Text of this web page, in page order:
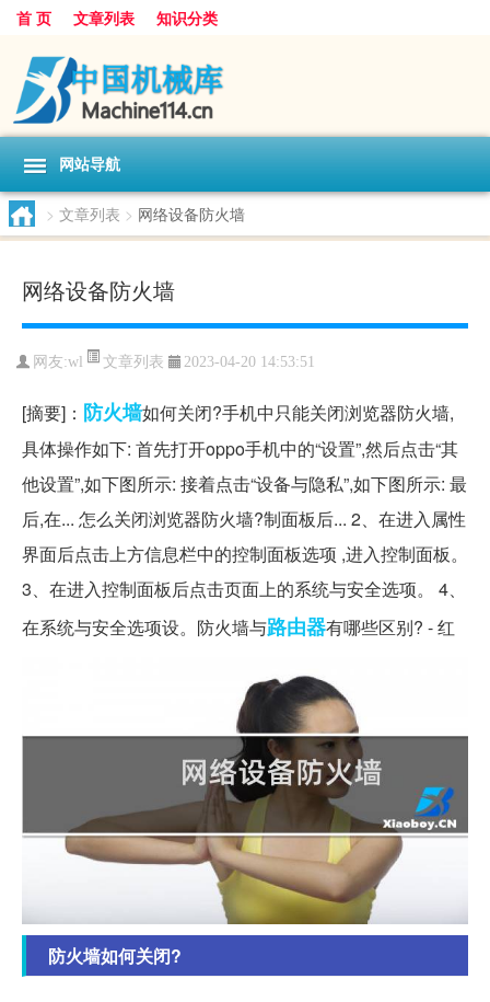
首 页 文章列表 知识分类
网站导航
> 文章列表 > 网络设备防火墙
网络设备防火墙
网友:wl 文章列表 2023-04-20 14:53:51
[摘要]： 防火墙如何关闭?手机中只能关闭浏览器防火墙,
具体操作如下: 首先打开oppo手机中的“设置”,然后点击“其
他设置”,如下图所示: 接着点击“设备与隐私”,如下图所示: 最
后,在... 怎么关闭浏览器防火墙?制面板后... 2、在进入属性
界面后点击上方信息栏中的控制面板选项 ,进入控制面板。
3、在进入控制面板后点击页面上的系统与安全选项。 4、
在系统与安全选项设。防火墙与路由器有哪些区别? - 红
防火墙如何关闭?